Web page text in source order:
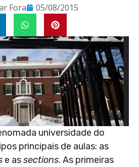
Fora 05/08/2015
universidade do
principais de aulas: as
e assections. As primeiras